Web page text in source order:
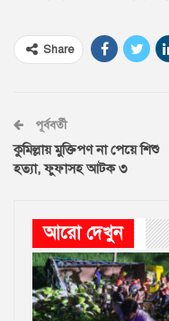
Share
পূর্ববর্তী
কুমিল্লায় মুক্তিপণ না পেয়ে শিশু
হত্যা, ফুফাসহ আটক ৩
আরো দেখুন